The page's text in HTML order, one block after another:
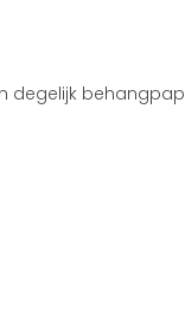
degelijk